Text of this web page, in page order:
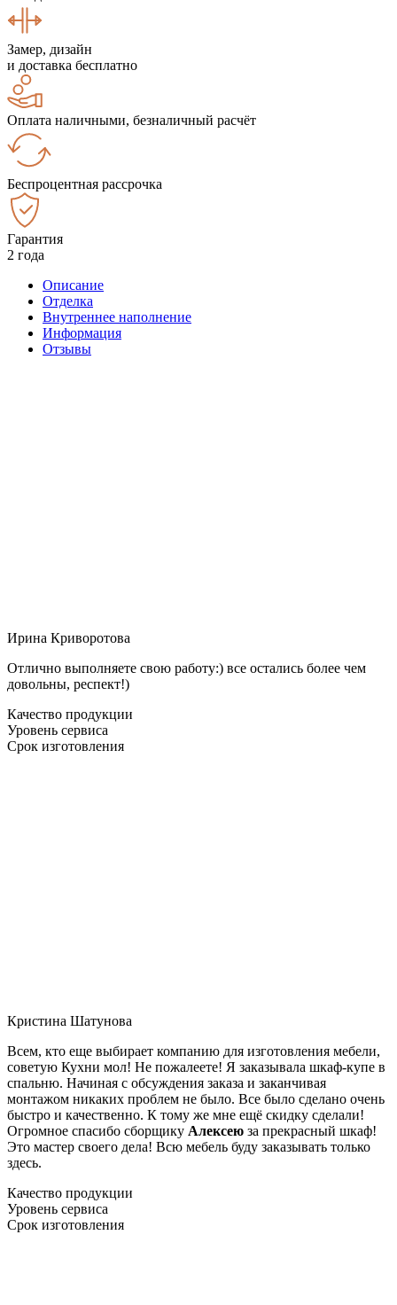
Замер, дизайн
и доставка бесплатно
Оплата наличными, безналичный расчёт
Беспроцентная рассрочка
Гарантия
2 года
Описание
Отделка
Внутреннее наполнение
Информация
Отзывы
Ирина Криворотова
Отлично выполняете свою работу:) все остались более чем
довольны, респект!)
Качество продукции
Уровень сервиса
Срок изготовления
Кристина Шатунова
Всем, кто еще выбирает компанию для изготовления мебели,
советую Кухни мол! Не пожалеете! Я заказывала шкаф-купе в
спальню. Начиная с обсуждения заказа и заканчивая
монтажом никаких проблем не было. Все было сделано очень
быстро и качественно. К тому же мне ещё скидку сделали!
Огромное спасибо сборщику Алексею за прекрасный шкаф!
Это мастер своего дела! Всю мебель буду заказывать только
здесь.
Качество продукции
Уровень сервиса
Срок изготовления